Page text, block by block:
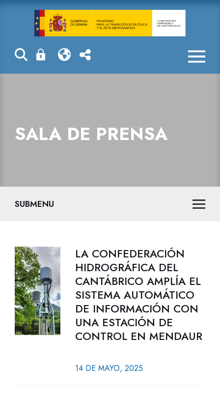
Sala de prensa
SALA DE PRENSA
SUBMENU
LA CONFEDERACIÓN
HIDROGRÁFICA DEL
CANTÁBRICO AMPLÍA EL
SISTEMA AUTOMÁTICO
DE INFORMACIÓN CON
UNA ESTACIÓN DE
CONTROL EN MENDAUR
14 DE MAYO, 2025